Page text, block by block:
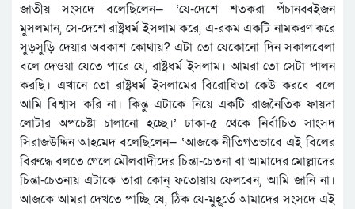
জাতীয় সংসদে বলেছিলেন— ‘যে-দেশে শতকরা পঁচানব্বইজন
মুসলমান, সে-দেশে রাষ্ট্রধর্ম ইসলাম করে, এ-রকম একটি নামকরণ করে
সুড়সুড়ি দেয়ার অবকাশ কোথায়? এটা তো যেকোনো দিন সকালবেলা
বলে দেওয়া যেতে পারে যে, রাষ্ট্রধর্ম ইসলাম। আমরা তো সেটা পালন
করছি। এখানে তো রাষ্ট্রধর্ম ইসলামের বিরোধিতা কেউ করবে বলে
আমি বিশ্বাস করি না। কিন্তু এটাকে নিয়ে একটি রাজনৈতিক ফায়দা
লোটার অপচেষ্টা চালানো হচ্ছে।’ ঢাকা-৫ থেকে নির্বাচিত সাংসদ
সিরাজউদ্দিন আহমেদ বলেছিলেন— ‘আজকে নীতিগতভাবে এই বিলের
বিরুদ্ধে বলতে গেলে মৌলবাদীদের চিন্তা-চেতনা বা আমাদের মোল্লাদের
চিন্তা-চেতনায় এটাকে তারা কোন্‌ ফতোয়ায় ফেলবেন, আমি জানি না।
আজকে আমরা দেখতে পাচ্ছি যে, ঠিক যে-মুহূর্তে আমাদের সংসদে এই